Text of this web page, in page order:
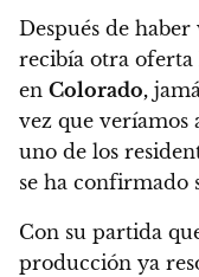
Después de
recibía otra
en Colorado,
vez que veríamos
uno de los
se ha confirmado
Con su partida
producción ya